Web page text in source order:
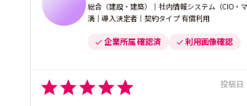
総合（建設・建築）｜社内情報システム（CIO・
満｜導入決定者｜契約タイプ 有償利用
企業所属 確認済 利用画像確認
投稿日